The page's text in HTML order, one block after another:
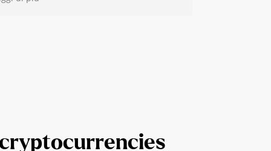
sito riflette davvero la diversità di
prospettiva completa su questo